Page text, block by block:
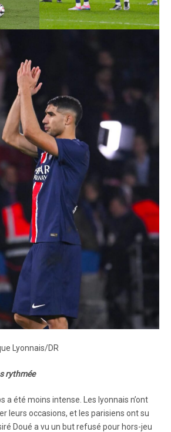
Lyonnais/DR
rythmée
a été moins intense. Les lyonnais n’ont
leurs occasions, et les parisiens ont su
Doué a vu un but refusé pour hors-jeu